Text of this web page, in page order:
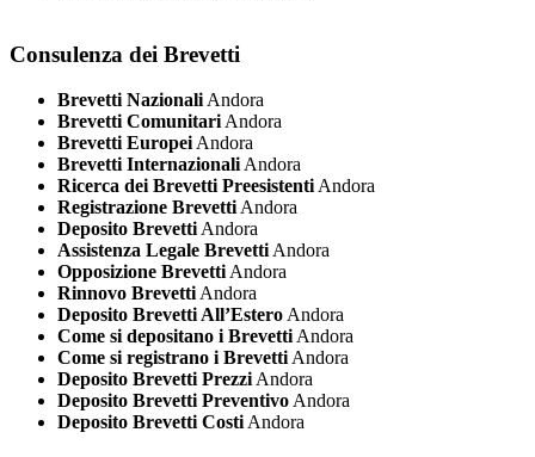
Consulenza dei Brevetti
Brevetti Nazionali Andora
Brevetti Comunitari Andora
Brevetti Europei Andora
Brevetti Internazionali Andora
Ricerca dei Brevetti Preesistenti Andora
Registrazione Brevetti Andora
Deposito Brevetti Andora
Assistenza Legale Brevetti Andora
Opposizione Brevetti Andora
Rinnovo Brevetti Andora
Deposito Brevetti All’Estero Andora
Come si depositano i Brevetti Andora
Come si registrano i Brevetti Andora
Deposito Brevetti Prezzi Andora
Deposito Brevetti Preventivo Andora
Deposito Brevetti Costi Andora